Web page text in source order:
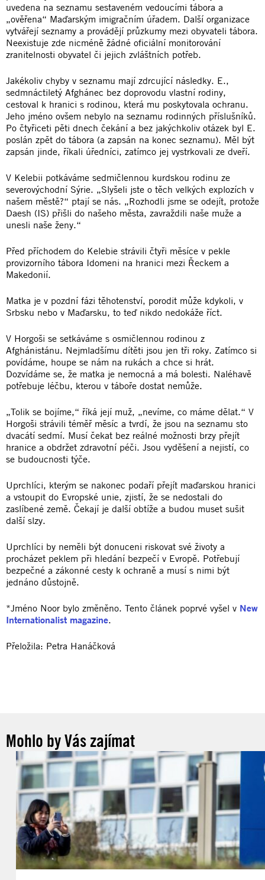
uvedena na seznamu sestaveném vedoucími tábora a
„ověřena“ Maďarským imigračním úřadem. Další organizace
vytvářejí seznamy a provádějí průzkumy mezi obyvateli tábora.
Neexistuje zde nicméně žádné oficiální monitorování
zranitelnosti obyvatel či jejich zvláštních potřeb.
Jakékoliv chyby v seznamu mají zdrcující následky. E.,
sedmnáctiletý Afghánec bez doprovodu vlastní rodiny,
cestoval k hranici s rodinou, která mu poskytovala ochranu.
Jeho jméno ovšem nebylo na seznamu rodinných příslušníků.
Po čtyřiceti pěti dnech čekání a bez jakýchkoliv otázek byl E.
poslán zpět do tábora (a zapsán na konec seznamu). Měl být
zapsán jinde, říkali úředníci, zatímco jej vystrkovali ze dveří.
V Kelebii potkáváme sedmičlennou kurdskou rodinu ze
severovýchodní Sýrie. „Slyšeli jste o těch velkých explozích v
našem městě?“ ptají se nás. „Rozhodli jsme se odejít, protože
Daesh (IS) přišli do našeho města, zavraždili naše muže a
unesli naše ženy.“
Před příchodem do Kelebie strávili čtyři měsíce v pekle
provizorního tábora Idomeni na hranici mezi Řeckem a
Makedonií.
Matka je v pozdní fázi těhotenství, porodit může kdykoli, v
Srbsku nebo v Maďarsku, to teď nikdo nedokáže říct.
V Horgoši se setkáváme s osmičlennou rodinou z
Afghánistánu. Nejmladšímu dítěti jsou jen tři roky. Zatímco si
povídáme, houpe se nám na rukách a chce si hrát.
Dozvídáme se, že matka je nemocná a má bolesti. Naléhavě
potřebuje léčbu, kterou v táboře dostat nemůže.
„Tolik se bojíme,“ říká její muž, „nevíme, co máme dělat.“ V
Horgoši strávili téměř měsíc a tvrdí, že jsou na seznamu sto
dvacátí sedmí. Musí čekat bez reálné možnosti brzy přejít
hranice a obdržet zdravotní péči. Jsou vyděšení a nejistí, co
se budoucnosti týče.
Uprchlíci, kterým se nakonec podaří přejít maďarskou hranici
a vstoupit do Evropské unie, zjistí, že se nedostali do
zaslíbené země. Čekají je další obtíže a budou muset sušit
další slzy.
Uprchlíci by neměli být donuceni riskovat své životy a
procházet peklem při hledání bezpečí v Evropě. Potřebují
bezpečné a zákonné cesty k ochraně a musí s nimi být
jednáno důstojně.
*Jméno Noor bylo změněno. Tento článek poprvé vyšel v New
Internationalist magazine.
Přeložila: Petra Hanáčková
Mohlo by Vás zajímat